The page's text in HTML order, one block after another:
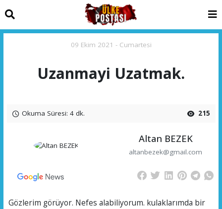
09 Ekim 2021 - Cumartesi
Uzanmayi Uzatmak.
Okuma Süresi: 4 dk. 215
Altan BEZEK
altanbezek@gmail.com
Gözlerim görüyor. Nefes alabiliyorum. kulaklarımda bir